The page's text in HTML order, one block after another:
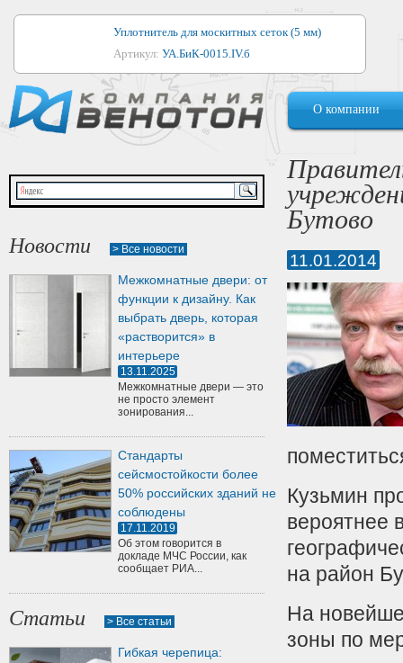
Уплотнитель для москитных сеток (5 мм)
Артикул: УА.БиК-0015.IV.б
Уплотнитель для алюминиевых окон
Артикул:1044
Уплотнитель для деревянных окон
Артикул:УМ.БиК-0062.IV.б
Уплотнитель лоджиевый для (4, 5, 6 мм)
Уплотнитель для деревянных дверей
Артикул:
О компании
Новости > Все новости
Межкомнатные двери: от
функции к дизайну. Как
выбрать дверь, которая
«растворится» в
интерьере
13.11.2025
Межкомнатные двери — это
не просто элемент
зонирования...
Стандарты
сейсмостойкости более
50% российских зданий не
соблюдены
17.11.2019
Об этом говорится в
докладе МЧС России, как
сообщает РИА...
Статьи > Все статьи
Гибкая черепица:
Бутово
11.01.2014
Кузьмин
вероятнее
на район
На
зоны по